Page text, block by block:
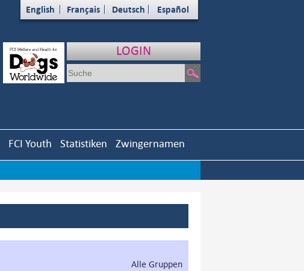
English Français Deutsch Español
LOGIN
FCI Youth Statistiken Zwingernamen
Alle Gruppen